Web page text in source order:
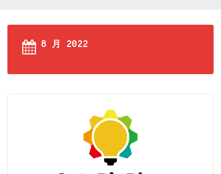
8 月 2022